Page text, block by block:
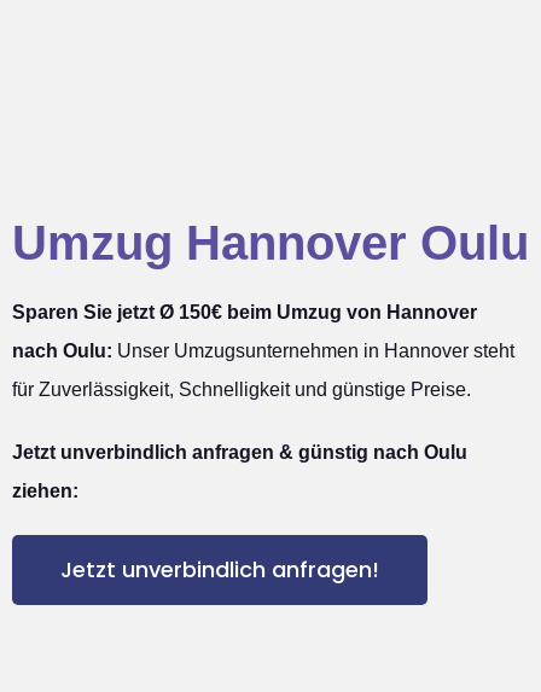
Umzug Hannover Oulu
Sparen Sie jetzt Ø 150€ beim Umzug von Hannover
nach Oulu: Unser Umzugsunternehmen in Hannover steht
für Zuverlässigkeit, Schnelligkeit und günstige Preise.
Jetzt unverbindlich anfragen & günstig nach Oulu
ziehen:
Jetzt unverbindlich anfragen!